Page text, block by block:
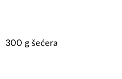
300 g šećera